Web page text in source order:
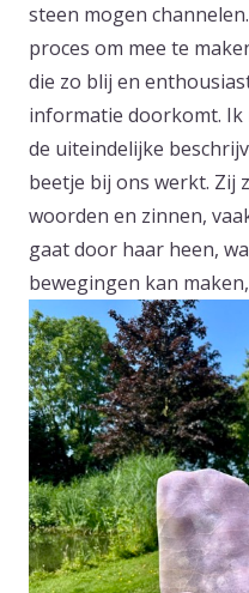
steen mogen
proces om mee te
die zo blij en
informatie doorkomt. Ik
de uiteindelijke
beetje bij ons werkt. Zij
woorden en zinnen,
gaat door haar heen,
bewegingen kan